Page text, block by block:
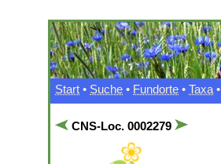
Start • Suche • Fundorte • Taxa •
CNS-Loc. 0002279